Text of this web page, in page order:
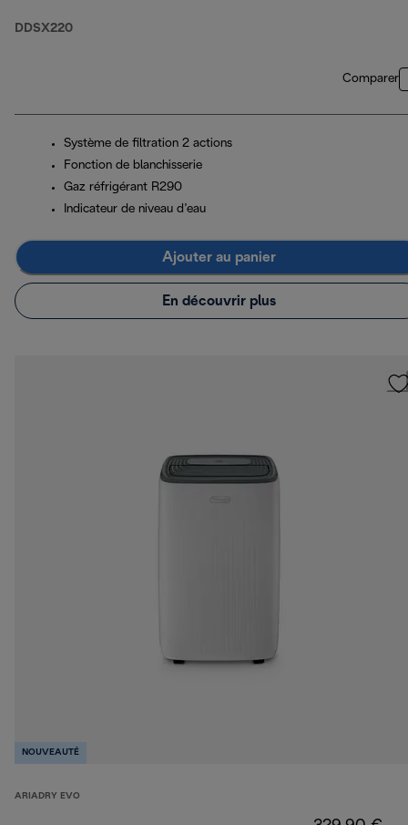
DDSX220
Comparer
Système de filtration 2 actions
Fonction de blanchisserie
Gaz réfrigérant R290
Indicateur de niveau d’eau
Ajouter au panier
En découvrir plus
NOUVEAUTÉ
ARIADRY EVO